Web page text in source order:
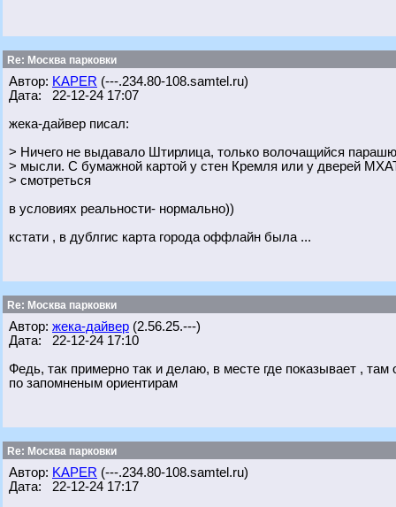
Re: Москва парковки
Автор: KAPER (---.234.80-108.samtel.ru)
Дата: 22-12-24 17:07
жека-дайвер писал:
> Ничего не выдавало Штирлица, только волочащийся
> мысли. С бумажной картой у стен Кремля или у дверей
> смотреться
в условиях реальности- нормально))
кстати , в дублгис карта города оффлайн была ...
Re: Москва парковки
Автор: жека-дайвер (2.56.25.---)
Дата: 22-12-24 17:10
Федь, так примерно так и делаю, в месте где показывает ,
по запомненым ориентирам
Re: Москва парковки
Автор: KAPER (---.234.80-108.samtel.ru)
Дата: 22-12-24 17:17